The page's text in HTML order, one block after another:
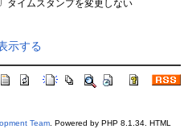
タイムスタンプを変更しない
示する
Team. Powered by PHP 8.1.34. HTML